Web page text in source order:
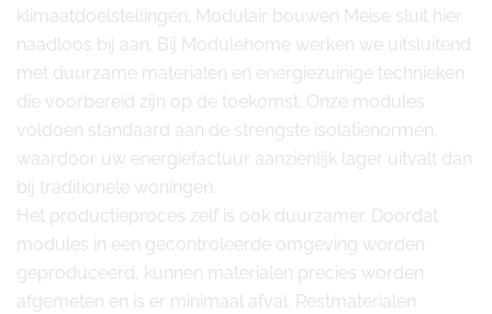
klimaatdoelstellingen. Modulair bouwen Meise sluit hier
naadloos bij aan. Bij Modulehome werken we uitsluitend
met duurzame materialen en energiezuinige technieken
die voorbereid zijn op de toekomst. Onze modules
voldoen standaard aan de strengste isolatienormen,
waardoor uw energiefactuur aanzienlijk lager uitvalt dan
bij traditionele woningen.
Het productieproces zelf is ook duurzamer. Doordat
modules in een gecontroleerde omgeving worden
geproduceerd, kunnen materialen precies worden
afgemeten en is er minimaal afval. Restmaterialen